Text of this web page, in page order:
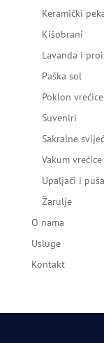
Keramički
Kišobrani
Lavanda i
Paška sol
Poklon
Suveniri
Sakralne
Vakum
Upaljači i
Žarulje
O nama
Usluge
Kontakt